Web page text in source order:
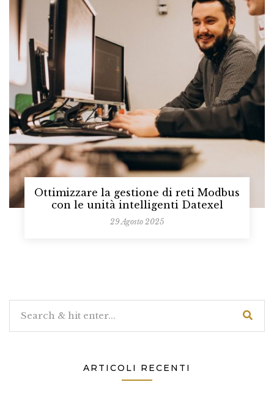
Ottimizzare la gestione di reti Modbus
con le unità intelligenti Datexel
29 Agosto 2025
ARTICOLI RECENTI